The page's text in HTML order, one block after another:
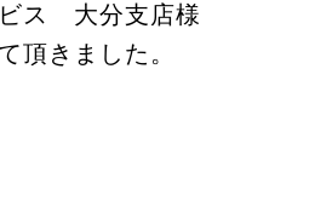
ス 大分支店様
きました。